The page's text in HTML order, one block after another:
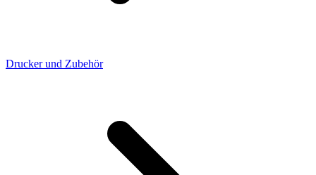
Drucker und Zubehör